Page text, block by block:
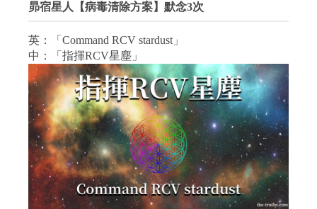
昴宿星人【病毒清除方案】默念3次
英：「Command RCV stardust」
中：「指揮RCV星塵」